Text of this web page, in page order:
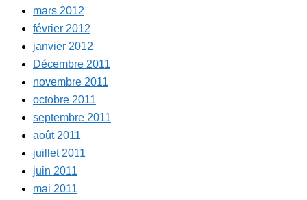
mars 2012
février 2012
janvier 2012
Décembre 2011
novembre 2011
octobre 2011
septembre 2011
août 2011
juillet 2011
juin 2011
mai 2011